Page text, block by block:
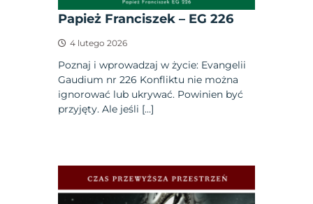
Papież Franciszek – EG 226
4 lutego 2026
Poznaj i wprowadzaj w życie: Evangelii
Gaudium nr 226 Konfliktu nie można
ignorować lub ukrywać. Powinien być
przyjęty. Ale jeśli […]